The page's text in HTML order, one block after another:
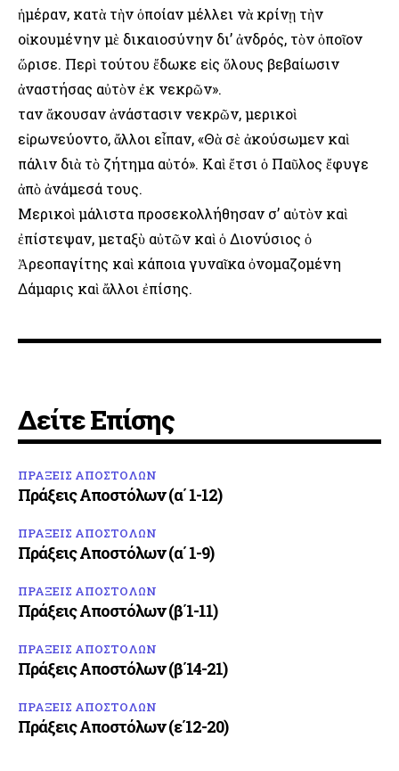
ἡμέραν, κατὰ τὴν ὁποίαν μέλλει νὰ κρίνῃ τὴν
οἰκουμένην μὲ δικαιοσύνην δι’ ἀνδρός, τὸν ὁποῖον
ὥρισε. Περὶ τούτου ἔδωκε εἰς ὅλους βεβαίωσιν
ἀναστήσας αὐτὸν ἐκ νεκρῶν».
Ὅταν ἄκουσαν ἀνάστασιν νεκρῶν, μερικοὶ
εἰρωνεύοντο, ἄλλοι εἶπαν, «Θὰ σὲ ἀκούσωμεν καὶ
πάλιν διὰ τὸ ζήτημα αὐτό». Καὶ ἔτσι ὁ Παῦλος ἔφυγε
ἀπὸ ἀνάμεσά τους.
Μερικοὶ μάλιστα προσεκολλήθησαν σ’ αὐτὸν καὶ
ἐπίστεψαν, μεταξὺ αὐτῶν καὶ ὁ Διονύσιος ὁ
Ἀρεοπαγίτης καὶ κάποια γυναῖκα ὀνομαζομένη
Δάμαρις καὶ ἄλλοι ἐπίσης.
Δείτε Επίσης
ΠΡΑΞΕΙΣ ΑΠΟΣΤΟΛΩΝ
Πράξεις Αποστόλων (α΄ 1-12)
ΠΡΑΞΕΙΣ ΑΠΟΣΤΟΛΩΝ
Πράξεις Αποστόλων (α΄ 1-9)
ΠΡΑΞΕΙΣ ΑΠΟΣΤΟΛΩΝ
Πράξεις Αποστόλων (β΄1-11)
ΠΡΑΞΕΙΣ ΑΠΟΣΤΟΛΩΝ
Πράξεις Αποστόλων (β΄14-21)
ΠΡΑΞΕΙΣ ΑΠΟΣΤΟΛΩΝ
Πράξεις Αποστόλων (ε΄12-20)